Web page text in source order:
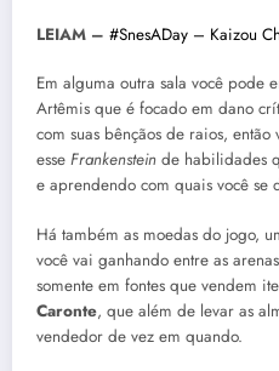
LEIAM – #SnesADay – Kaizou
Em alguma outra sala você pode
Artêmis que é focado em dano
com suas bênçãos de raios,
esse Frankenstein de habilidades
e aprendendo com quais você se
Há também as moedas do jogo,
você vai ganhando entre as
somente em fontes que vendem
Caronte, que além de levar as
vendedor de vez em quando.